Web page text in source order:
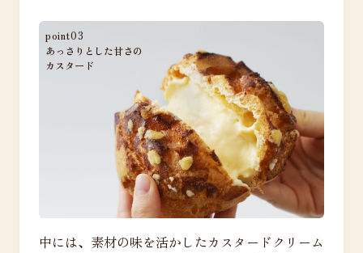
point03
あっさりとした甘さの
カスタード
中には、素材の味を活かしたカスタードクリーム